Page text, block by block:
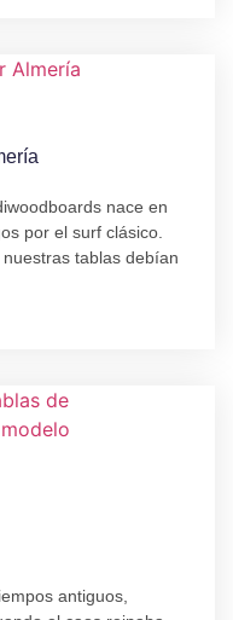
nace en
por el surf clásico.
tablas debían
antiguos,